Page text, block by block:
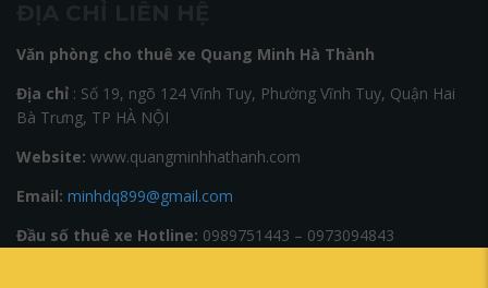
Văn phòng cho thuê xe Quang Minh Hà Thành
Địa chỉ : Số 19, ngõ 124 Vĩnh Tuy, Phường Vĩnh Tuy, Quận Hai
Bà Trưng, TP HÀ NỘI
Website: www.quangminhhathanh.com
Email: minhdq899@gmail.com
Đầu số thuê xe Hotline: 0989751443 – 0973094843